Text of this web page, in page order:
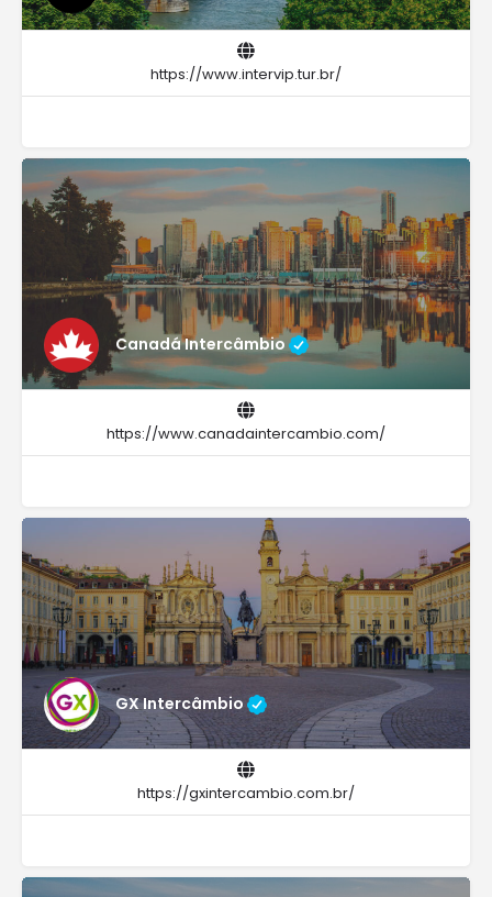
https://www.intervip.tur.br/
Canadá Intercâmbio
https://www.canadaintercambio.com/
GX Intercâmbio
https://gxintercambio.com.br/